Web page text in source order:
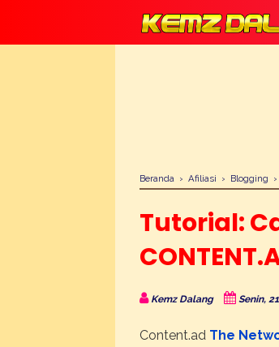
Beranda › Afiliasi › Blogging ›
Tutorial:
Kemz Dalang Senin,
Content.ad The